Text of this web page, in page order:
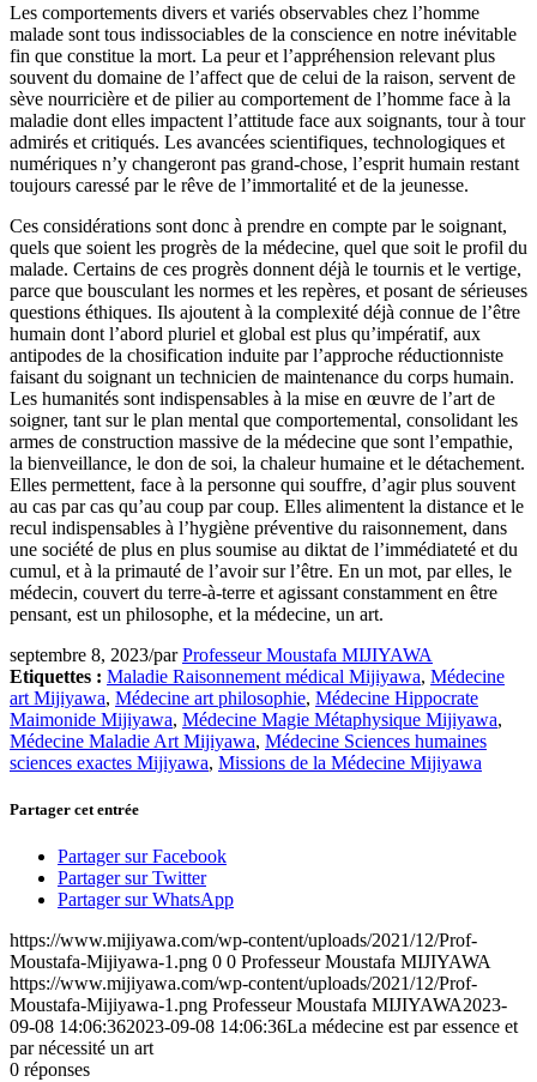
Les comportements divers et variés observables chez l’homme
malade sont tous indissociables de la conscience en notre inévitable
fin que constitue la mort. La peur et l’appréhension relevant plus
souvent du domaine de l’affect que de celui de la raison, servent de
sève nourricière et de pilier au comportement de l’homme face à la
maladie dont elles impactent l’attitude face aux soignants, tour à tour
admirés et critiqués. Les avancées scientifiques, technologiques et
numériques n’y changeront pas grand-chose, l’esprit humain restant
toujours caressé par le rêve de l’immortalité et de la jeunesse.
Ces considérations sont donc à prendre en compte par le soignant,
quels que soient les progrès de la médecine, quel que soit le profil du
malade. Certains de ces progrès donnent déjà le tournis et le vertige,
parce que bousculant les normes et les repères, et posant de sérieuses
questions éthiques. Ils ajoutent à la complexité déjà connue de l’être
humain dont l’abord pluriel et global est plus qu’impératif, aux
antipodes de la chosification induite par l’approche réductionniste
faisant du soignant un technicien de maintenance du corps humain.
Les humanités sont indispensables à la mise en œuvre de l’art de
soigner, tant sur le plan mental que comportemental, consolidant les
armes de construction massive de la médecine que sont l’empathie,
la bienveillance, le don de soi, la chaleur humaine et le détachement.
Elles permettent, face à la personne qui souffre, d’agir plus souvent
au cas par cas qu’au coup par coup. Elles alimentent la distance et le
recul indispensables à l’hygiène préventive du raisonnement, dans
une société de plus en plus soumise au diktat de l’immédiateté et du
cumul, et à la primauté de l’avoir sur l’être. En un mot, par elles, le
médecin, couvert du terre-à-terre et agissant constamment en être
pensant, est un philosophe, et la médecine, un art.
septembre 8, 2023/parProfesseur Moustafa MIJIYAWA
Etiquettes : Maladie Raisonnement médical Mijiyawa, Médecine
art Mijiyawa, Médecine art philosophie, Médecine Hippocrate
Maimonide Mijiyawa, Médecine Magie Métaphysique Mijiyawa,
Médecine Maladie Art Mijiyawa, Médecine Sciences humaines
sciences exactes Mijiyawa, Missions de la Médecine Mijiyawa
Partager cet entrée
Partager sur Facebook
Partager sur Twitter
Partager sur WhatsApp
https://www.mijiyawa.com/wp-content/uploads/2021/12/Prof-
Moustafa-Mijiyawa-1.png 0 0 Professeur Moustafa MIJIYAWA
https://www.mijiyawa.com/wp-content/uploads/2021/12/Prof-
Moustafa-Mijiyawa-1.png Professeur Moustafa MIJIYAWA2023-
09-08 14:06:362023-09-08 14:06:36La médecine est par essence et
par nécessité un art
0 réponses